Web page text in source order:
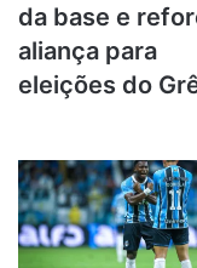
da base e
aliança para
eleições do